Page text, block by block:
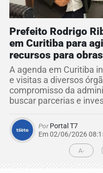
Prefeito Rodrigo
em Curitiba para
recursos para
A agenda em Curitiba
e visitas a diversos
compromisso da
buscar parcerias e
PorPortal T7
Em 02/06/2026
A-